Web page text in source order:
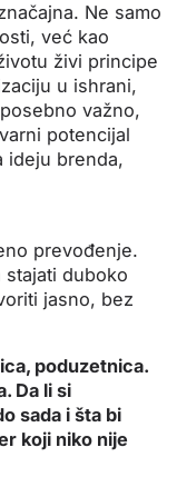
Ne samo
već kao
živi principe
u ishrani,
važno,
potencijal
ideju brenda,
prevođenje.
stajati duboko
jasno, bez
poduzetnica.
Da li si
sada i šta bi
koji niko nije